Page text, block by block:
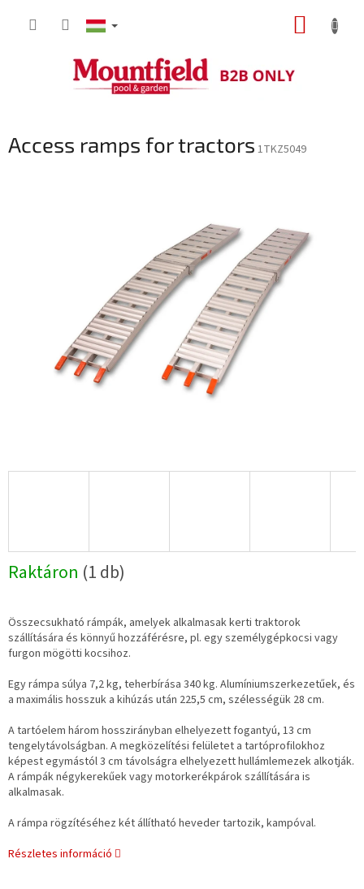
KOSÁR
Access ramps for tractors 1TKZ5049
Raktáron (1 db)
Összecsukható rámpák, amelyek alkalmasak kerti traktorok
szállítására és könnyű hozzáférésre, pl. egy személygépkocsi vagy
furgon mögötti kocsihoz.
Egy rámpa súlya 7,2 kg, teherbírása 340 kg. Alumíniumszerkezetűek, és
a maximális hosszuk a kihúzás után 225,5 cm, szélességük 28 cm.
A tartóelem három hosszirányban elhelyezett fogantyú, 13 cm
tengelytávolságban. A megközelítési felületet a tartóprofilokhoz
képest egymástól 3 cm távolságra elhelyezett hullámlemezek alkotják.
A rámpák négykerekűek vagy motorkerékpárok szállítására is
alkalmasak.
A rámpa rögzítéséhez két állítható heveder tartozik, kampóval.
Részletes információ